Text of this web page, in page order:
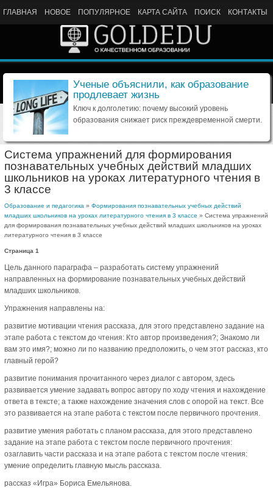
ГЛАВНАЯ НОВОЕ ПОПУЛЯРНОЕ КАРТА САЙТА ПОИСК КОНТАКТЫ
Ученые объяснили, как образование
продлевает жизнь
Ключ к долголетию: почему высокий уровень
образования снижает риск преждевременной смерти.
Система упражнений для формирования
познавательных учебных действий младших
школьников на уроках литературного чтения в
3 классе
Образование и педагогика » Формирования познавательных учебных действий
младших школьников на уроках литературного чтения в 3 классе » Система упражнений
для формирования познавательных учебных действий младших школьников на уроках
литературного чтения в 3 классе
Страница 1
Цель данного параграфа – разработать систему упражнений
направленных на формирование познавательных учебных действий
младших школьников.
Упражнения направлены на:
развитие мотивации чтения рассказа, для этого представлено задание на
этапе работа с текстом до чтения: Кто автор произведения?; Знакомо ли
вам это имя?; можно ли по названию предположить, о чем этот рассказ, кто
главный герой?
развитие понимания прочитанного через диалог с автором, здесь
развивается умение задавать вопрос автору по ходу чтения и нахождение
ответа в тексте; а также нахождение значения слов с опорой на текст. Все
это развивается на этапе работа с текстом после первичного прочтения.
развитие умения работать с планом рассказа, для этого представлено
задание на этапе работа с текстом после первичного прочтения:
озаглавить части рассказа и на этапе работа с текстом после чтения:
умение определить главную мысль рассказа.
рассказ «Игра» Бориса Емельянова.